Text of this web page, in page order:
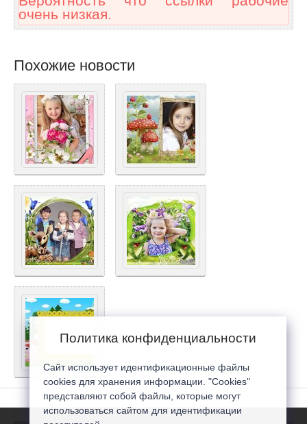
очень низкая.
Похожие новости
Политика конфиденциальности
Сайт использует идентификационные файлы
cookies для хранения информации. "Cookies"
представляют собой файлы, которые могут
использоваться сайтом для идентификации